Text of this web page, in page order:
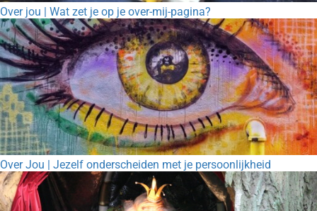
Over jou | Wat zet je op je over-mij-pagina?
Over Jou | Jezelf onderscheiden met je persoonlijkheid